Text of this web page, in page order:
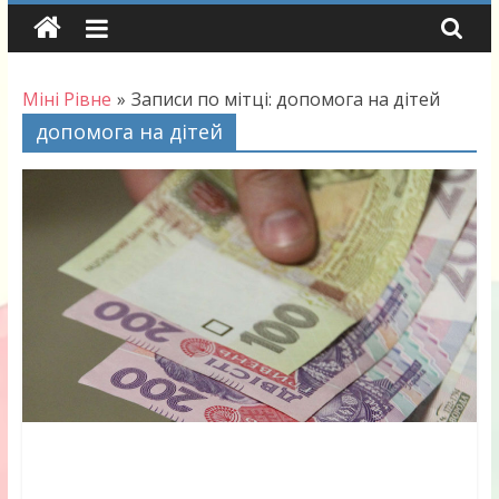
Skip
Міні Рівне » Записи по мітці: допомога на дітей
допомога на дітей